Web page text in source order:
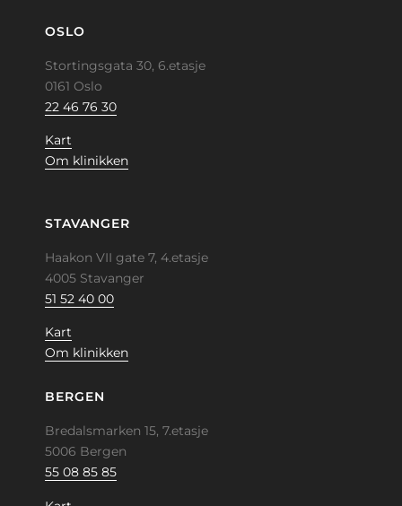
OSLO
Stortingsgata 30, 6.etasje
0161 Oslo
22 46 76 30
Kart
Om klinikken
STAVANGER
Haakon VII gate 7, 4.etasje
4005 Stavanger
51 52 40 00
Kart
Om klinikken
BERGEN
Bredalsmarken 15, 7.etasje
5006 Bergen
55 08 85 85